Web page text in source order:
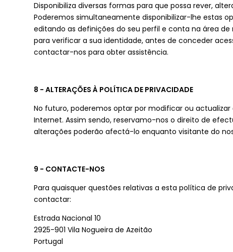
Disponibiliza diversas formas para que possa rever,
Poderemos simultaneamente disponibilizar-lhe estas
editando as definições do seu perfil e conta na área
para verificar a sua identidade, antes de conceder
contactar-nos para obter assistência.
8 - ALTERAÇÕES À POLÍTICA DE PRIVACIDADE
No futuro, poderemos optar por modificar ou
Internet. Assim sendo, reservamo-nos o direito de
alterações poderão afectá-lo enquanto visitante do
9 - CONTACTE-NOS
Para quaisquer questões relativas a esta política de
contactar:
Estrada Nacional 10
2925-901 Vila Nogueira de Azeitão
Portugal